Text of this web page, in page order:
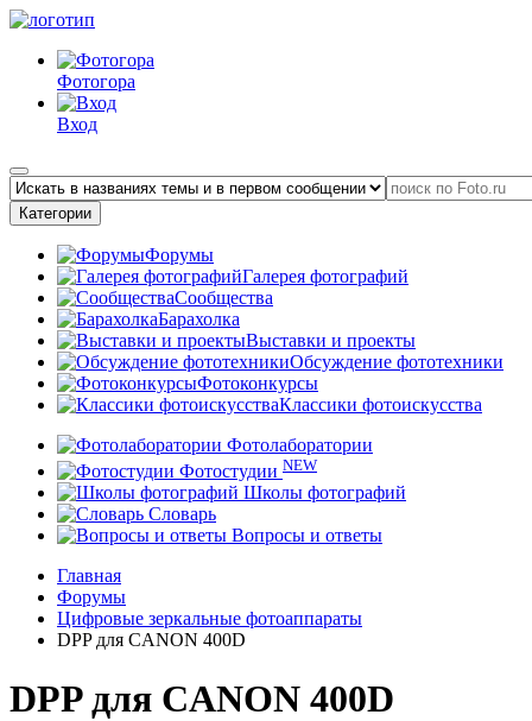
Фотогора
Вход
Категории
Форумы
Галерея фотографий
Сообщества
Барахолка
Выставки и проекты
Обсуждение фототехники
Фотоконкурсы
Классики фотоискусства
Фотолаборатории
Фотостудии NEW
Школы фотографий
Словарь
Вопросы и ответы
Главная
Форумы
Цифровые зеркальные фотоаппараты
DPP для CANON 400D
DPP для CANON 400D